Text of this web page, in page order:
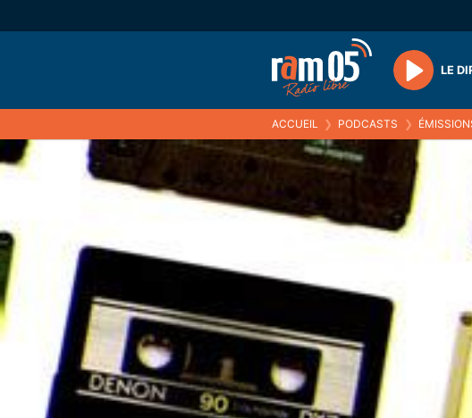
Play
LE
ACCUEIL ❯ PODCASTS ❯